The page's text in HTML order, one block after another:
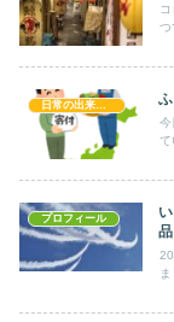
コ
つ
日常の出来事！！
今日
プロフィール
品